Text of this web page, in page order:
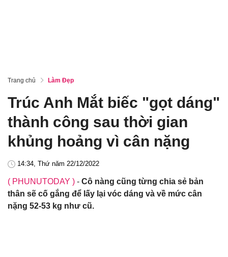
Trang chủ Làm Đẹp
Trúc Anh Mắt biếc "gọt dáng"
thành công sau thời gian
khủng hoảng vì cân nặng
14:34, Thứ năm 22/12/2022
( PHUNUTODAY ) - Cô nàng cũng từng chia sẻ bản
thân sẽ cố gắng để lấy lại vóc dáng và về mức cân
nặng 52-53 kg như cũ.